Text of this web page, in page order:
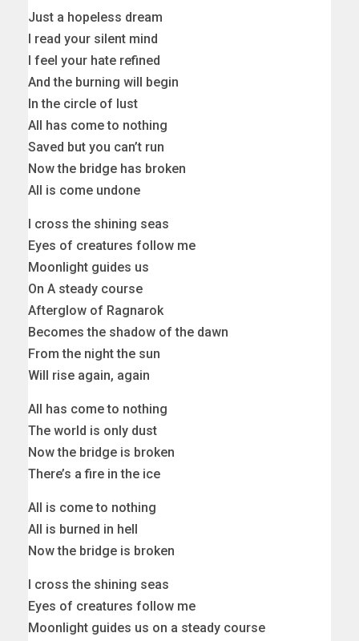
Just a hopeless dream
I read your silent mind
I feel your hate refined
And the burning will begin
In the circle of lust
All has come to nothing
Saved but you can’t run
Now the bridge has broken
All is come undone
I cross the shining seas
Eyes of creatures follow me
Moonlight guides us
On A steady course
Afterglow of Ragnarok
Becomes the shadow of the dawn
From the night the sun
Will rise again, again
All has come to nothing
The world is only dust
Now the bridge is broken
There’s a fire in the ice
All is come to nothing
All is burned in hell
Now the bridge is broken
I cross the shining seas
Eyes of creatures follow me
Moonlight guides us on a steady course